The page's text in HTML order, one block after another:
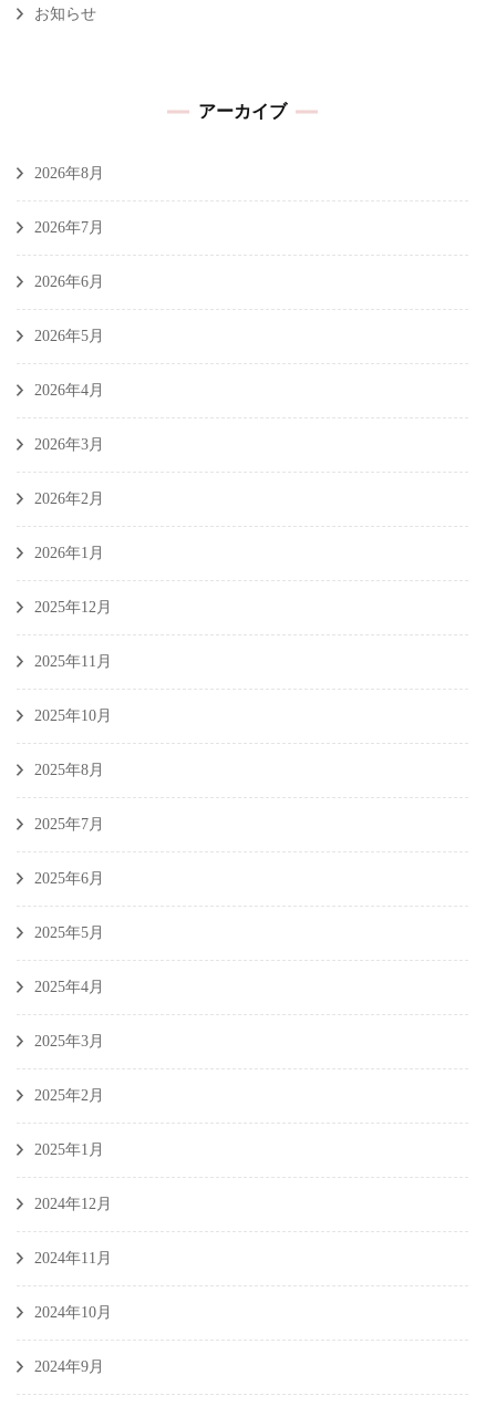
お知らせ
アーカイブ
2026年8月
2026年7月
2026年6月
2026年5月
2026年4月
2026年3月
2026年2月
2026年1月
2025年12月
2025年11月
2025年10月
2025年8月
2025年7月
2025年6月
2025年5月
2025年4月
2025年3月
2025年2月
2025年1月
2024年12月
2024年11月
2024年10月
2024年9月